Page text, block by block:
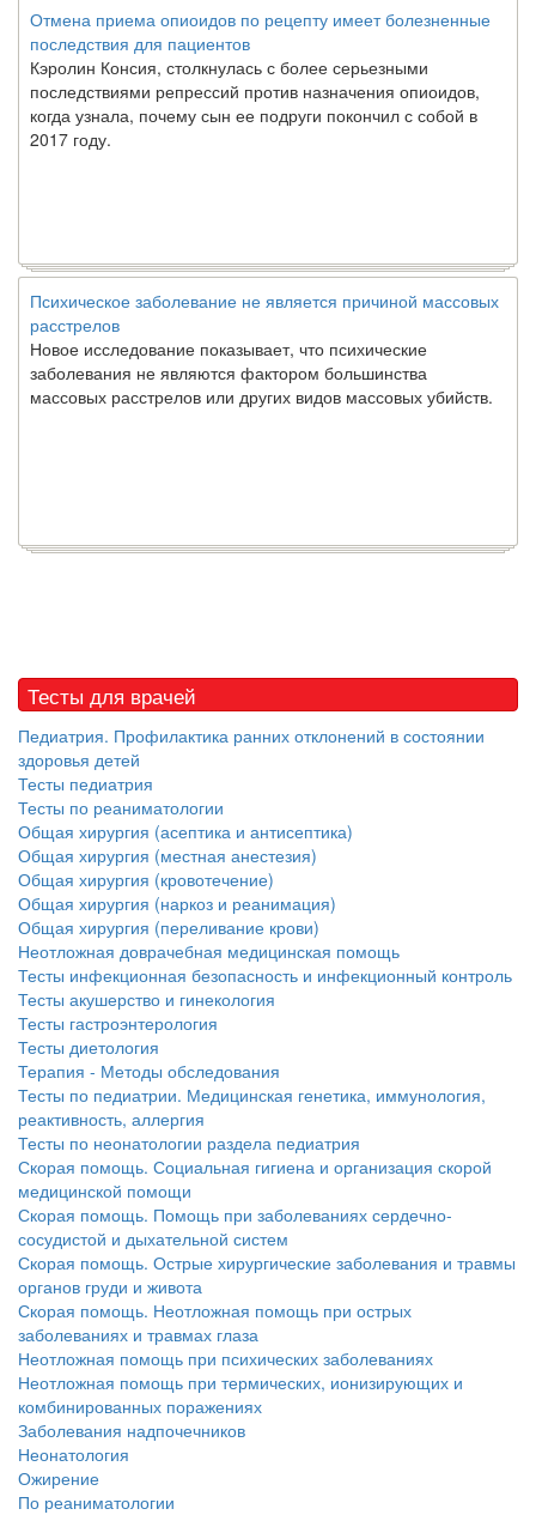
Отмена приема опиоидов по рецепту имеет болезненные
последствия для пациентов
Кэролин Консия, столкнулась с более серьезными
последствиями репрессий против назначения опиоидов,
когда узнала, почему сын ее подруги покончил с собой в
2017 году.
Психическое заболевание не является причиной массовых
расстрелов
Новое исследование показывает, что психические
заболевания не являются фактором большинства
массовых расстрелов или других видов массовых убийств.
Тесты для врачей
Педиатрия. Профилактика ранних отклонений в состоянии
здоровья детей
Тесты педиатрия
Тесты по реаниматологии
Общая хирургия (асептика и антисептика)
Общая хирургия (местная анестезия)
Общая хирургия (кровотечение)
Общая хирургия (наркоз и реанимация)
Общая хирургия (переливание крови)
Неотложная доврачебная медицинская помощь
Тесты инфекционная безопасность и инфекционный контроль
Тесты акушерство и гинекология
Тесты гастроэнтерология
Тесты диетология
Терапия - Методы обследования
Тесты по педиатрии. Медицинская генетика, иммунология,
реактивность, аллергия
Тесты по неонатологии раздела педиатрия
Скорая помощь. Социальная гигиена и организация скорой
медицинской помощи
Скорая помощь. Помощь при заболеваниях сердечно-
сосудистой и дыхательной систем
Скорая помощь. Острые хирургические заболевания и травмы
органов груди и живота
Скорая помощь. Неотложная помощь при острых
заболеваниях и травмах глаза
Неотложная помощь при психических заболеваниях
Неотложная помощь при термических, ионизирующих и
комбинированных поражениях
Заболевания надпочечников
Неонатология
Ожирение
По реаниматологии